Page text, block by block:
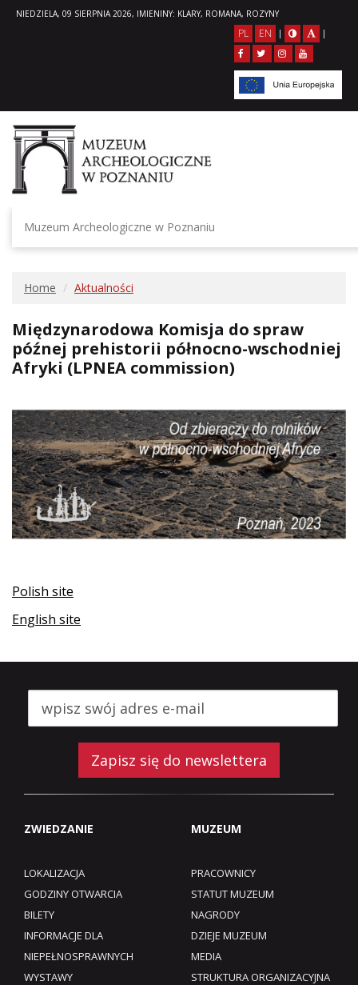
NIEDZIELA, 09 SIERPNIA 2026, IMIENINY: KLARY, ROMANA, ROZYNY
PL EN | |
Muzeum Archeologiczne w Poznaniu
Home Aktualności
Międzynarodowa Komisja do spraw
późnej prehistorii północno-wschodniej
Afryki (LPNEA commission)
Polish site
English site
Zapisz się do newslettera
ZWIEDZANIE
LOKALIZACJA
GODZINY OTWARCIA
BILETY
INFORMACJE DLA
NIEPEŁNOSPRAWNYCH
WYSTAWY
MUZEUM
PRACOWNICY
STATUT MUZEUM
NAGRODY
DZIEJE MUZEUM
MEDIA
STRUKTURA ORGANIZACYJNA